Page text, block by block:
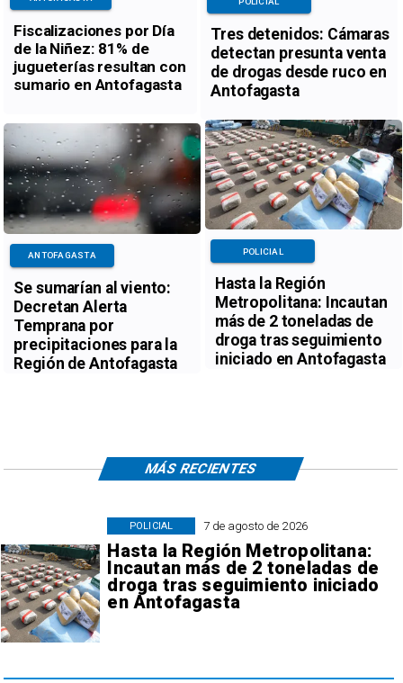
Fiscalizaciones por Día
de la Niñez: 81% de
jugueterías resultan con
sumario en Antofagasta
Tres detenidos: Cámaras
detectan presunta venta
de drogas desde ruco en
Antofagasta
Se sumarían al viento:
Decretan Alerta
Temprana por
precipitaciones para la
Región de Antofagasta
ANTOFAGASTA
Hasta la Región
Metropolitana: Incautan
más de 2 toneladas de
droga tras seguimiento
iniciado en Antofagasta
POLICIAL
7 de agosto de 2026
Hasta la Región Metropolitana:
Incautan más de 2 toneladas de
droga tras seguimiento iniciado
en Antofagasta
POLICIAL
MÁS RECIENTES